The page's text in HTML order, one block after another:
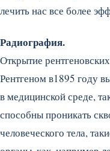
лечить нас все более
Радиография.
Открытие
Рентгеном в1895 году
в медицинской среде,
способны проникать
человеческого тела,